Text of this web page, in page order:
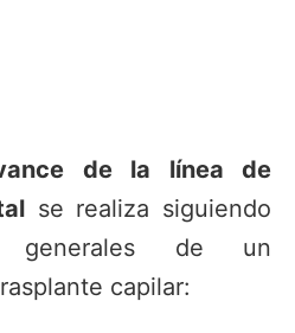
de la línea de
se realiza siguiendo
generales de un
capilar: